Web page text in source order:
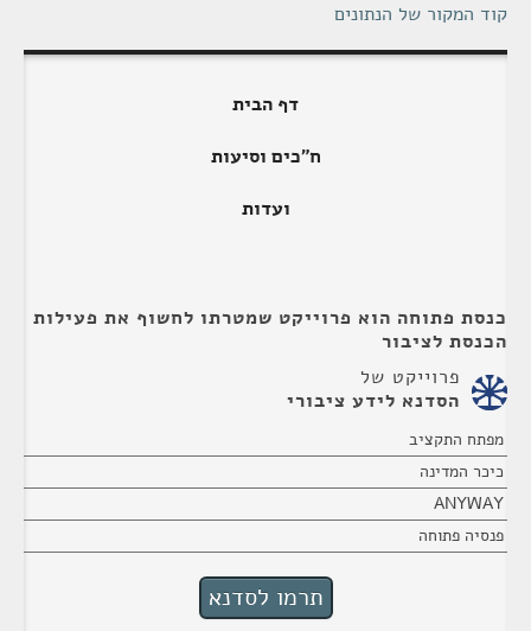
קוד המקור של הנתונים
דף הבית
ח"כים וסיעות
ועדות
כנסת פתוחה הוא פרוייקט שמטרתו לחשוף את פעילות
הכנסת לציבור
פרוייקט של
הסדנא לידע ציבורי
מפתח התקציב
כיכר המדינה
ANYWAY
פנסיה פתוחה